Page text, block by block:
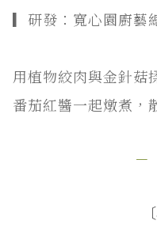
▎研發：寬心園廚藝
用植物絞肉與金針菇
番茄紅醬一起燉煮，